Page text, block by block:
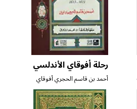
رحلة أفوقاي الأندلسي
أحمد بن قاسم الحجري أفوقاي